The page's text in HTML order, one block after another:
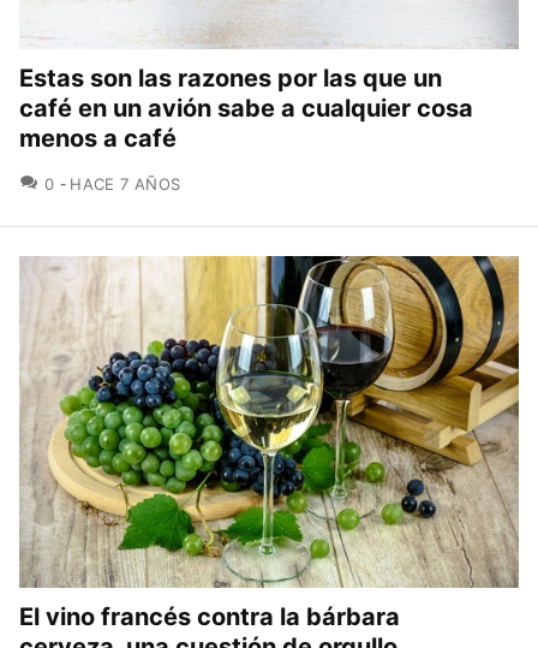
Estas son las razones por las que un
café en un avión sabe a cualquier cosa
menos a café
0 COMENTARIOS
HACE 7 AÑOS
El vino francés contra la bárbara